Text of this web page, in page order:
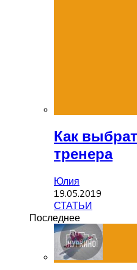
Как
тренера
Юлия
19.05.2019
СТАТЬИ
Последнее